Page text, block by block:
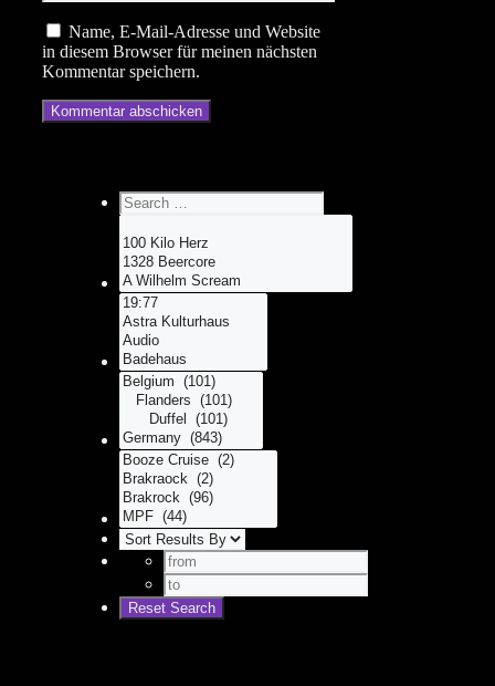
Name, E-Mail-Adresse und Website
in diesem Browser für meinen nächsten
Kommentar speichern.